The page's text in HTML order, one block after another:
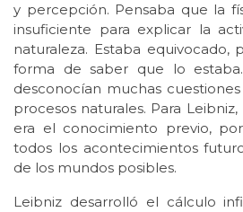
y percepción. Pensaba que la
insuficiente para explicar la
naturaleza. Estaba
forma de saber que lo
desconocían muchas
procesos naturales. Para
era el conocimiento previo,
todos los acontecimientos
de los mundos posibles.
Leibniz desarrolló el cálculo